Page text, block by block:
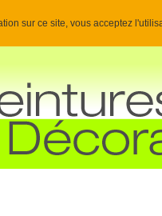
sur ce site, vous acceptez